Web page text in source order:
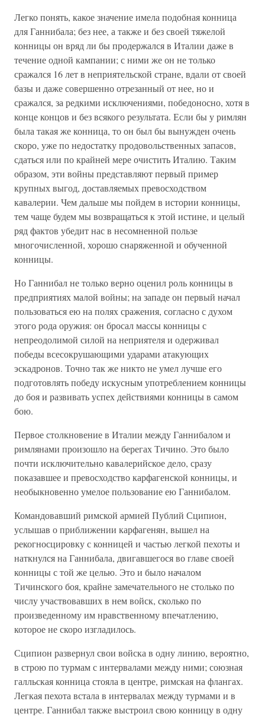
Легко понять, какое значение имела подобная конница
для Ганнибала; без нее, а также и без своей тяжелой
конницы он вряд ли бы продержался в Италии даже в
течение одной кампании; с ними же он не только
сражался 16 лет в неприятельской стране, вдали от своей
базы и даже совершенно отрезанный от нее, но и
сражался, за редкими исключениями, победоносно, хотя в
конце концов и без всякого результата. Если бы у римлян
была такая же конница, то он был бы вынужден очень
скоро, уже по недостатку продовольственных запасов,
сдаться или по крайней мере очистить Италию. Таким
образом, эти войны представляют первый пример
крупных выгод, доставляемых превосходством
кавалерии. Чем дальше мы пойдем в истории конницы,
тем чаще будем мы возвращаться к этой истине, и целый
ряд фактов убедит нас в несомненной пользе
многочисленной, хорошо снаряженной и обученной
конницы.
Но Ганнибал не только верно оценил роль конницы в
предприятиях малой войны; на западе он первый начал
пользоваться ею на полях сражения, согласно с духом
этого рода оружия: он бросал массы конницы с
непреодолимой силой на неприятеля и одерживал
победы всесокрушающими ударами атакующих
эскадронов. Точно так же никто не умел лучше его
подготовлять победу искусным употреблением конницы
до боя и развивать успех действиями конницы в самом
бою.
Первое столкновение в Италии между Ганнибалом и
римлянами произошло на берегах Тичино. Это было
почти исключительно кавалерийское дело, сразу
показавшее и превосходство карфагенской конницы, и
необыкновенно умелое пользование ею Ганнибалом.
Командовавший римской армией Публий Сципион,
услышав о приближении карфагенян, вышел на
рекогносцировку с конницей и частью легкой пехоты и
наткнулся на Ганнибала, двигавшегося во главе своей
конницы с той же целью. Это и было началом
Тичинского боя, крайне замечательного не столько по
числу участвовавших в нем войск, сколько по
произведенному им нравственному впечатлению,
которое не скоро изгладилось.
Сципион развернул свои войска в одну линию, вероятно,
в строю по турмам с интервалами между ними; союзная
галльская конница стояла в центре, римская на флангах.
Легкая пехота встала в интервалах между турмами и в
центре. Ганнибал также выстроил свою конницу в одну